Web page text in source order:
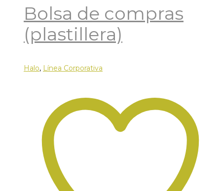
Bolsa de compras
(plastillera)
Halo, Línea Corporativa